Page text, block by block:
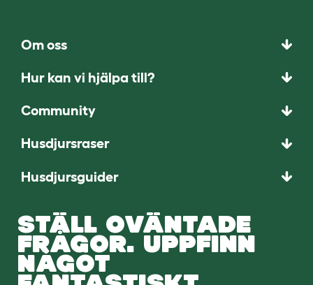
Om oss
Hur kan vi hjälpa till?
Community
Husdjursraser
Husdjursguider
STÄLL OVÄNTADE
FRÅGOR. UPPFINN
NÅGOT